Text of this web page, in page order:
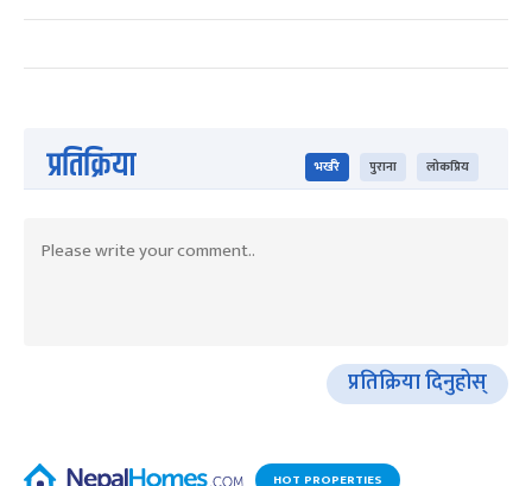
प्रतिक्रिया भर्खरै पुराना लोकप्रिय
प्रतिक्रिया दिनुहोस्
HOT PROPERTIES